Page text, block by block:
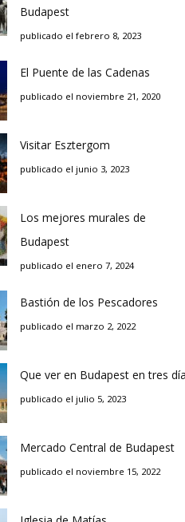
Budapest
publicado el febrero 8, 2023
El Puente de las Cadenas
publicado el noviembre 21, 2020
Visitar Esztergom
publicado el junio 3, 2023
Los mejores murales de
Budapest
publicado el enero 7, 2024
Bastión de los Pescadores
publicado el marzo 2, 2022
Que ver en Budapest en tres
publicado el julio 5, 2023
Mercado Central de Budapest
publicado el noviembre 15, 2022